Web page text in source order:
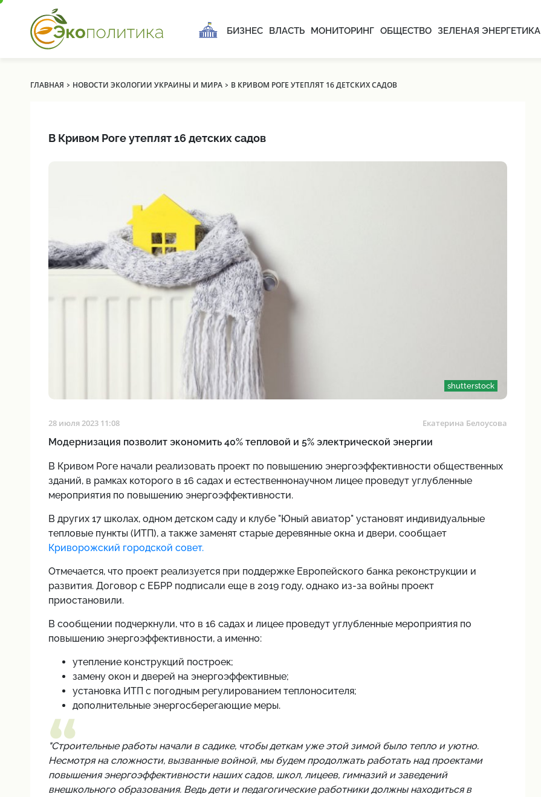
БИЗНЕС ВЛАСТЬ МОНИТОРИНГ ОБЩЕСТВО ЗЕЛЕНАЯ ЭНЕРГЕТИКА
ГЛАВНАЯ › НОВОСТИ ЭКОЛОГИИ УКРАИНЫ И МИРА› В КРИВОМ РОГЕ УТЕПЛЯТ 16 ДЕТСКИХ САДОВ
В Кривом Роге утеплят 16 детских садов
shutterstock
28 июля 2023 11:08 Екатерина Белоусова
Модернизация позволит экономить 40% тепловой и 5% электрической энергии
В Кривом Роге начали реализовать проект по повышению энергоэффективности общественных
зданий, в рамках которого в 16 садах и естественнонаучном лицее проведут углубленные
мероприятия по повышению энергоэффективности.
В других 17 школах, одном детском саду и клубе "Юный авиатор" установят индивидуальные
тепловые пункты (ИТП), а также заменят старые деревянные окна и двери, сообщает
Криворожский городской совет.
Отмечается, что проект реализуется при поддержке Европейского банка реконструкции и
развития. Договор с ЕБРР подписали еще в 2019 году, однако из-за войны проект
приостановили.
В сообщении подчеркнули, что в 16 садах и лицее проведут углубленные мероприятия по
повышению энергоэффективности, а именно:
утепление конструкций построек;
замену окон и дверей на энергоэффективные;
установка ИТП с погодным регулированием теплоносителя;
дополнительные энергосберегающие меры.
"Строительные работы начали в садике, чтобы деткам уже этой зимой было тепло и уютно.
Несмотря на сложности, вызванные войной, мы будем продолжать работать над проектами
повышения энергоэффективности наших садов, школ, лицеев, гимназий и заведений
внешкольного образования. Ведь дети и педагогические работники должны находиться в